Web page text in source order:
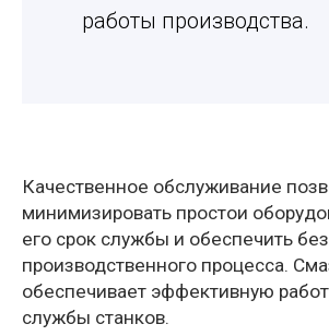
работы производства.
Качественное обслуживание
минимизировать простои
его срок службы и обеспечить
производственного процесса.
обеспечивает эффективную
службы станков.